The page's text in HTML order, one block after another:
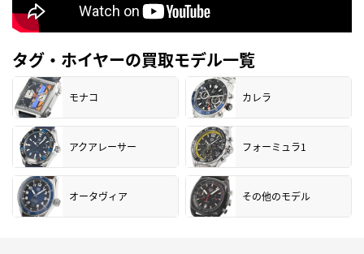
タグ・ホイヤーの買取モデル一覧
モナコ カレラ
アクアレーサー フォーミュラ1
オータヴィア その他のモデル